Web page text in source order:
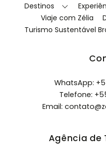
Destinos
Viaje com Zélia
Turismo Sustentável
WhatsApp:
Telefone:
Email:
Agência de